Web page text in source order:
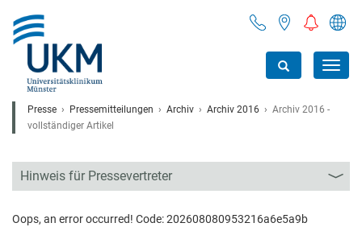
Presse Pressemitteilungen Archiv Archiv 2016
Archiv 2016 -
vollständiger Artikel
Hinweis für Pressevertreter
Oops, an error occurred! Code: 202608080953216a6e5a9b